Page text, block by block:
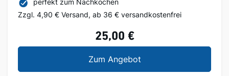
Zzgl. 4,90 € Versand, ab 36 € versandkostenfrei
25,00 €
Zum AngebotKoch mich! Bergstraße